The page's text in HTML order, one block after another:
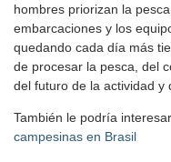
hombres priorizan la
embarcaciones y los
quedando cada día más
de procesar la pesca, del
del futuro de la actividad y
También le podría
campesinas en Brasil